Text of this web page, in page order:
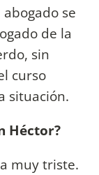
se
de la
sin
curso
situación.
Héctor?
muy triste.